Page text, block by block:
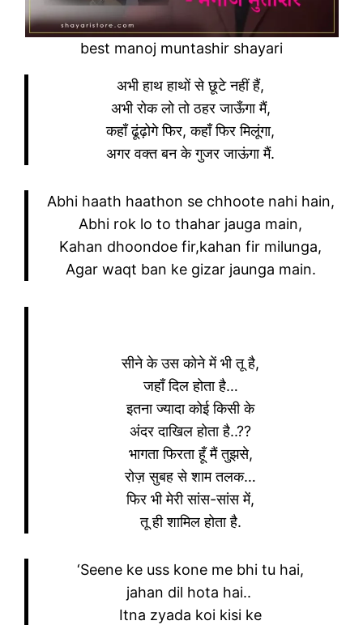
best manoj muntashir shayari
अभी हाथ हाथों से छूटे नहीं हैं,
अभी रोक लो तो ठहर जाऊँगा मैं,
कहाँ ढूंढ़ोगे फिर, कहाँ फिर मिलूंगा,
अगर वक्त बन के गुजर जाऊंगा मैं.
Abhi haath haathon se chhoote nahi hain,
Abhi rok lo to thahar jauga main,
Kahan dhoondoe fir,kahan fir milunga,
Agar waqt ban ke gizar jaunga main.
सीने के उस कोने में भी तू है,
जहाँ दिल होता है…
इतना ज्यादा कोई किसी के
अंदर दाखिल होता है..??
भागता फिरता हूँ मैं तुझसे,
रोज़ सुबह से शाम तलक…
फिर भी मेरी सांस-सांस में,
तू ही शामिल होता है.
‘Seene ke uss kone me bhi tu hai,
jahan dil hota hai.. ‬
‪Itna zyada koi kisi ke